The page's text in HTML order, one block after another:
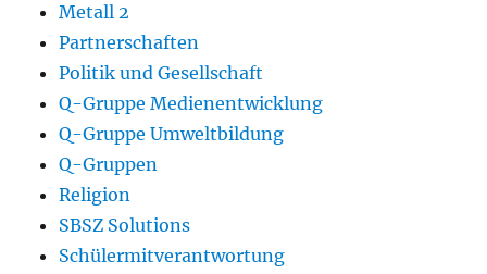
Metall 2
Partnerschaften
Politik und Gesellschaft
Q-Gruppe Medienentwicklung
Q-Gruppe Umweltbildung
Q-Gruppen
Religion
SBSZ Solutions
Schülermitverantwortung